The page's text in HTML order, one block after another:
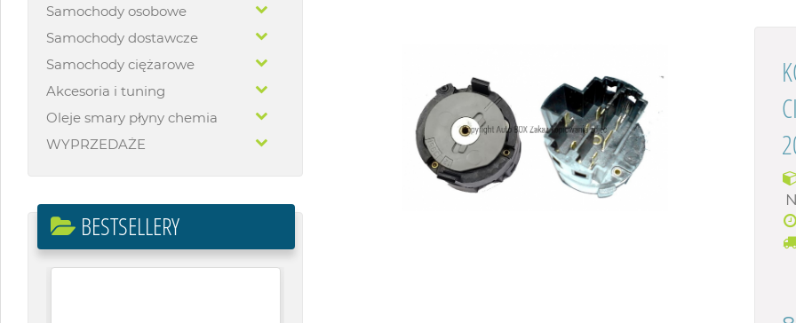
Samochody osobowe
Samochody dostawcze
Samochody ciężarowe
Akcesoria i tuning
Oleje smary płyny chemia
WYPRZEDAŻE
BESTSELLERY